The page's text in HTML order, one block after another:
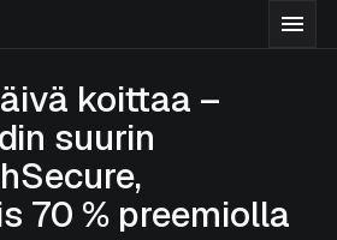
koittaa –
suurin
70 % preemiolla